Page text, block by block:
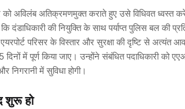
अविलंब अतिक्रमणमुक्त कराते हुए उसे विधिवत ध्वस्त
की नियुक्ति के साथ पर्याप्त पुलिस बल की
परिसर के विस्तार और सुरक्षा की दृष्टि से अत्यंत
दिनों में पूर्ण किया जाए। उन्होंने संबंधित पदाधिकारी
में सुविधा होगी।
शुरू हो